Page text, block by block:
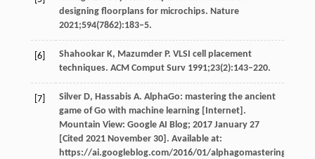
designing floorplans for microchips. Nature
2021;594(7862):183–5.
[6]
Shahookar K, Mazumder P. VLSI cell placement
techniques. ACM Comput Surv 1991;23(2):143–220.
[7]
Silver D, Hassabis A. AlphaGo: mastering the ancient
game of Go with machine learning [Internet].
Mountain View: Google AI Blog; 2017 January 27
[Cited 2021 November 30]. Available at:
https://ai.googleblog.com/2016/01/alphagomastering-